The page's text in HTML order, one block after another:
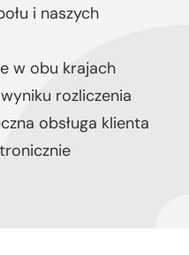
i naszych
w obu krajach
rozliczenia
obsługa klienta